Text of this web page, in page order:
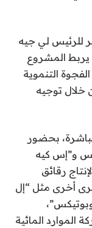
للرئيس لي جيه
يربط المشروع
التنموية
خلال توجيه
بحضور
و”إس كيه
رقائق
أخرى مثل “إل
الموارد المائية